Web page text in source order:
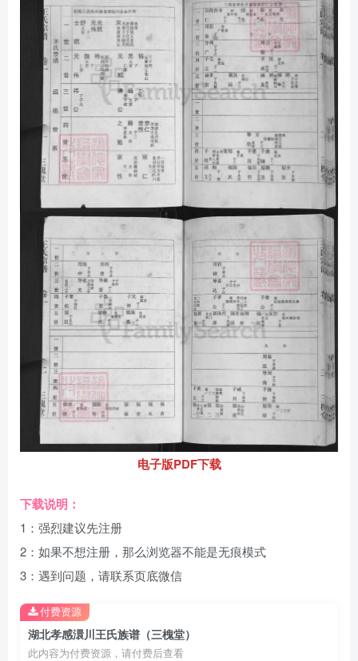
电子版PDF下载
下载说明：
1：强烈建议先注册
2：如果不想注册，那么浏览器不能是无痕模式
3：遇到问题，请联系页底微信
湖北孝感澴川王氏族谱（三槐堂）
此内容为付费资源，请付费后查看
付费资源